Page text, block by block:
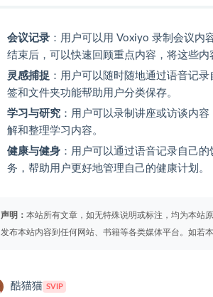
会议记录 ：用户可以用 Voxiyo 录制会议内
结束后，可以快速回顾重点内容，将这些
灵感捕捉 ：用户可以随时随地通过语音记
签和文件夹功能帮助用户分类保存。
学习与研究 ：用户可以录制讲座或访谈内
解和整理学习内容。
健康与健身 ：用户可以通过语音记录自己
务，帮助用户更好地管理自己的健康计划。
声明： 本站所有文章，如无特殊说明或标注，均为本站
发布本站内容到任何网站、书籍等各类媒体平台。如若
酷猫猫 SVIP